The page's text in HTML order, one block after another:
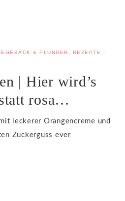
& PLUNDER, REZEPTE ·
| Hier wird’s
rosa…
leckerer Orangencreme und
Zuckerguss ever